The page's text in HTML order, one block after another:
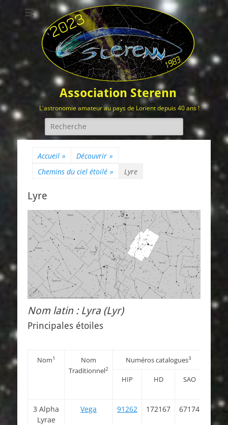
Association Sterenn
L'astronomie amateur au pays de Lorient depuis 40 ans !
Rechercher :
Accueil » Découvrir »
Chemins du ciel étoilé » Lyre
Lyre
Nom latin : Lyra (Lyr)
Principales étoiles
Nom1
Nom
Traditionnel2
Numéros catalogues3
HIP HD SAO
3 Alpha
Lyrae
Vega 91262 172167 67174
18